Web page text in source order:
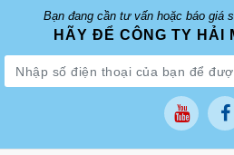
Bạn đang cần tư vấn hoặc báo giá
HÃY ĐỂ CÔNG TY HẢI